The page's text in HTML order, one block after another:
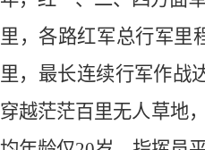
里，各路红军总行军里
里，最长连续行军作战
穿越茫茫百里无人草地